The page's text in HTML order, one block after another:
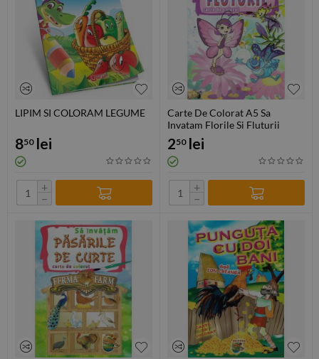
LIPIM SI COLORAM LEGUME
850 lei
+
−
Carte De Colorat A5 Sa
Invatam Florile Si Fluturii
250 lei
+
−